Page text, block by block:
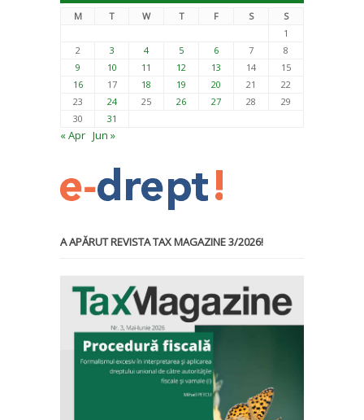
M
T W T F S
S
1
2
3 4 5 6 7
8
9
10 11 12 13 14
15
16
17 18 19 20 21
22
23
24 25 26 27 28
29
30
31
« Apr Jun »
A APĂRUT REVISTA TAX MAGAZINE 3/2026!